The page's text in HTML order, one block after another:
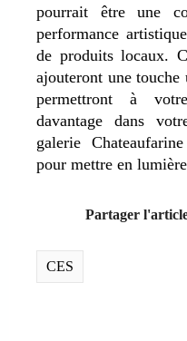
pourrait être une
performance
de produits locaux.
ajouteront une
permettront à
davantage dans
galerie
pour mettre en
Partager
CES